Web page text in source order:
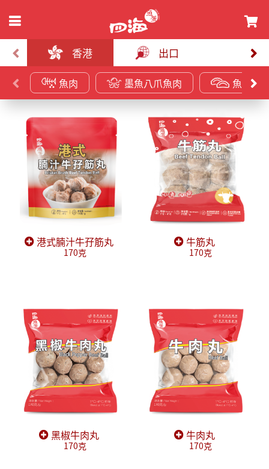
香港 出口
魚肉 墨魚八爪魚肉 魚皮餃
港式腩汁牛孖筋丸
170克
牛筋丸
170克
黑椒牛肉丸
170克
牛肉丸
170克